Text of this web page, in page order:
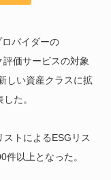
バイダーの
価サービスの対象
しい資産クラスに拡
た。
トによるESGリス
以上となった。